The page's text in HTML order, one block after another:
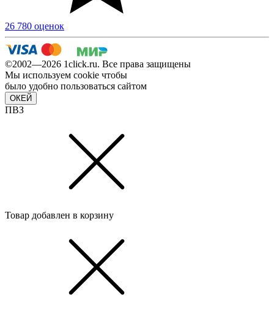
26 780 оценок
©2002—2026 1сlick.ru. Все права защищены
Мы используем cookie чтобы
было удобно пользоваться сайтом
ОКЕЙ
ПВЗ
Товар добавлен в корзину